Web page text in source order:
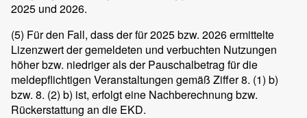
2025 und 2026.
(5) Für den Fall, dass der für 2025 bzw. 2026 ermittelte
Lizenzwert der gemeldeten und verbuchten Nutzungen
höher bzw. niedriger als der Pauschalbetrag für die
meldepflichtigen Veranstaltungen gemäß Ziffer 8. (1) b)
bzw. 8. (2) b) ist, erfolgt eine Nachberechnung bzw.
Rückerstattung an die EKD.